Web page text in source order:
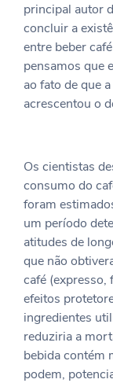
principal autor
concluir a
entre beber
pensamos que
ao fato de que
acrescentou o
Os cientistas
consumo do
foram
um período
atitudes de
que não
café (expresso,
efeitos
ingredientes
reduziria a
bebida contém
podem,